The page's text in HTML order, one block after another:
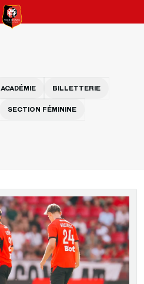
ACADÉMIE BILLETTERIE
SECTION FÉMININE